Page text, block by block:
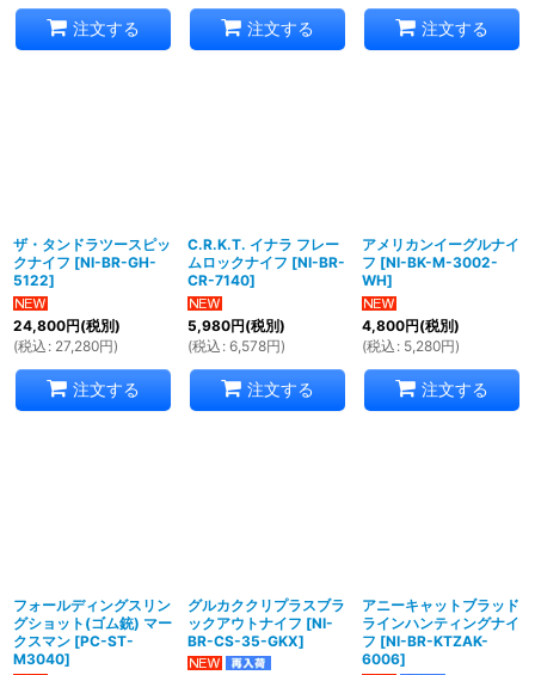
注文する 注文する 注文する
ザ・タンドラツースピッ
クナイフ [NI-BR-GH-
5122]
24,800円(税別)
(税込 : 27,280円)
注文する
C.R.K.T. イナラ フレー
ムロックナイフ [NI-BR-
CR-7140]
5,980円(税別)
(税込 : 6,578円)
注文する
アメリカンイーグルナイ
フ [NI-BK-M-3002-
WH]
4,800円(税別)
(税込 : 5,280円)
注文する
フォールディングスリン
グショット(ゴム銃) マー
クスマン [PC-ST-
M3040]
グルカククリプラスブラ
ックアウトナイフ [NI-
BR-CS-35-GKX]
アニーキャットブラッド
ラインハンティングナイ
フ [NI-BR-KTZAK-
6006]